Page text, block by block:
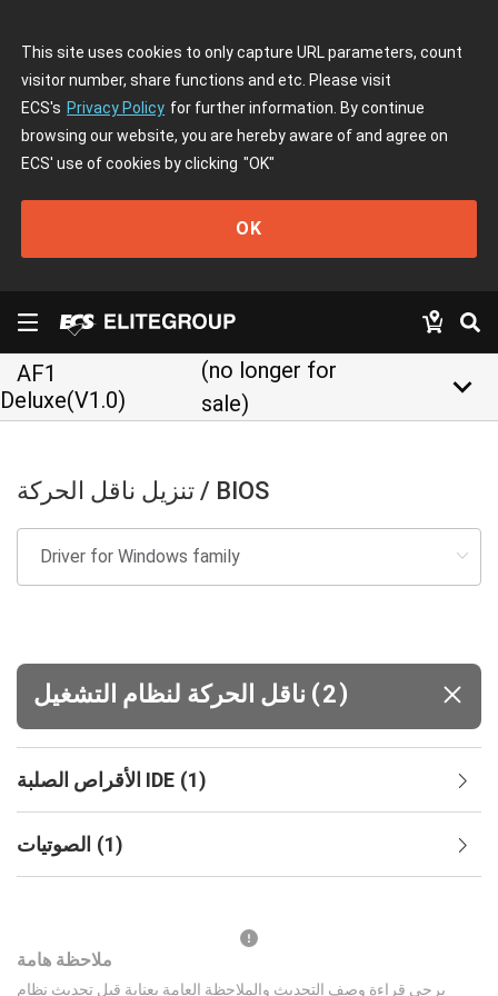
This site uses cookies to only capture URL parameters, count
visitor number, share functions and etc. Please visit
ECS's Privacy Policy for further information. By continue
browsing our website, you are hereby aware of and agree on
ECS' use of cookies by clicking "OK"
OK
AF1
Deluxe(V1.0)
(no longer for
sale)
keyboard_arrow_down
تنزيل ناقل الحركة / BIOS
(2)
الأقراص الصلبة IDE (1)
الصوتيات (1)
ملاحظة هامة
يرجى قراءة وصف التحديث والملاحظة العامة بعناية قبل تحديث نظام